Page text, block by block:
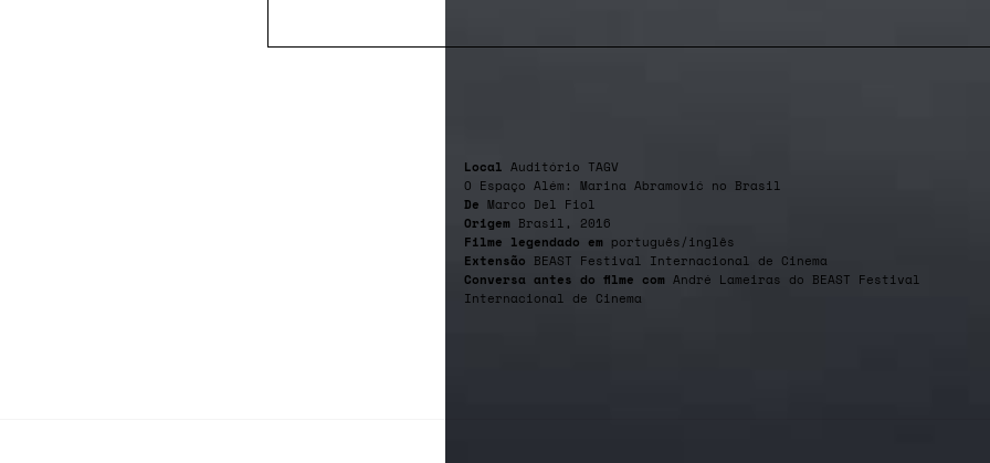
Local Auditório TAGV
O Espaço Além: Marina Abramović no Brasil
De Marco Del Fiol
Origem Brasil, 2016
Filme legendado em português/inglês
Extensão BEAST Festival Internacional de Cinema
Conversa antes do filme com André Lameiras do BEAST Festival
Internacional de Cinema